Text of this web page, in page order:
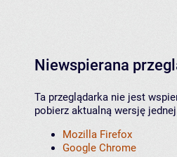
Niewspierana
Ta przeglądarka nie jest
pobierz aktualną wersję
Mozilla Firefox
Google Chrome